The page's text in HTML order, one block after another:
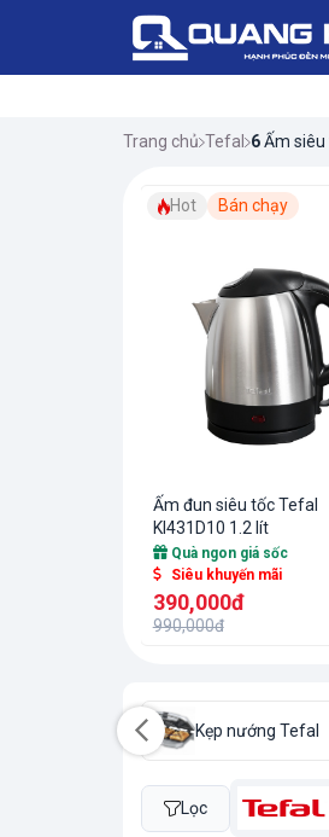
Trang chủ Tefal 6Ấm siêu
Hot Bán chạy
Ấm đun siêu tốc Tefal
KI431D10 1.2 lít
Quà ngon giá sốc
Siêu khuyến mãi
390,000đ
990,000đ
Kẹp nướng Tefal
Lọc